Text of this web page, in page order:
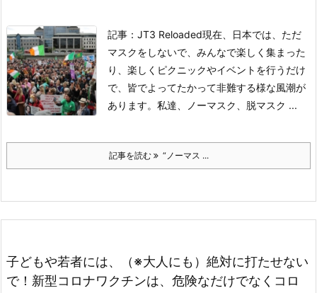
記事：JT3 Reloaded現在、日本では、ただ
マスクをしないで、みんなで楽しく集まった
り、楽しくピクニックやイベントを行うだけ
で、皆でよってたかって非難する様な風潮が
あります。 私達、ノーマスク、脱マスク ...
記事を読む “ノーマス ...
子どもや若者には、（※大人にも）絶対に打たせない
で！新型コロナワクチンは、危険なだけでなくコロ